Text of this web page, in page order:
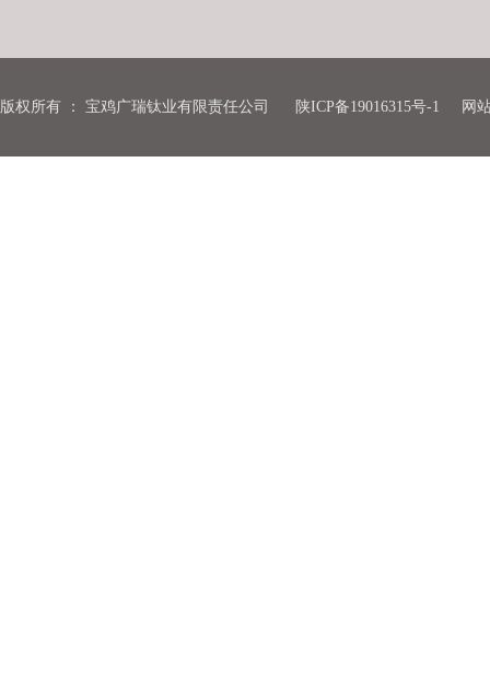
版权所有 ： 宝鸡广瑞钛业有限责任公司 陕ICP备19016315号-1 网